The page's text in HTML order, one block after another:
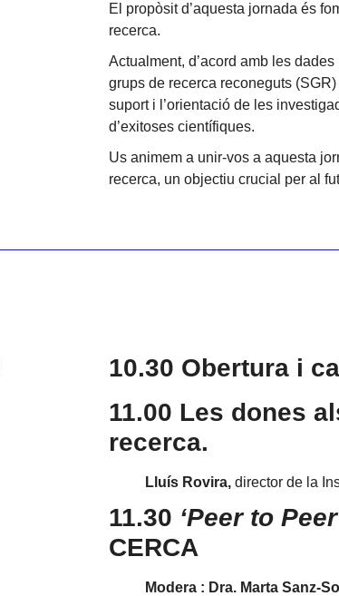
El propòsit d’aquesta jornada és
recerca.
Actualment, d’acord amb les
grups de recerca reconeguts
suport i l’orientació de les
d’exitoses científiques.
Us animem a unir-vos a aquesta
recerca, un objectiu crucial per al
10.30 Obertura i
11.00 Les dones
recerca.
Lluís Rovira, director de la
11.30 ‘Peer to
CERCA
Modera : Dra. Marta Sanz-